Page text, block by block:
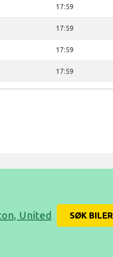
17:59
17:59
17:59
17:59
United
SØK BILER